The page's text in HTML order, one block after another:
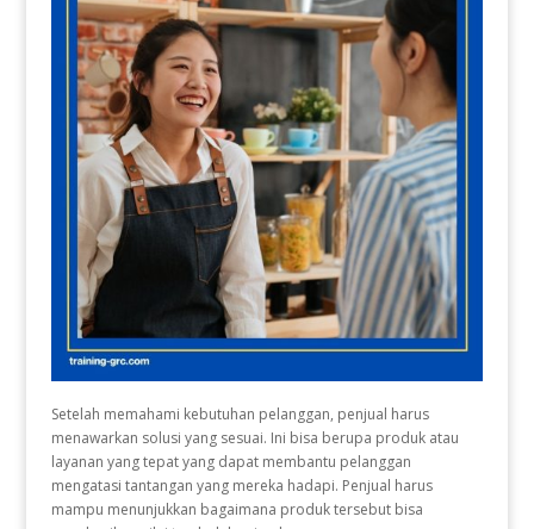
Setelah memahami kebutuhan pelanggan, penjual harus
menawarkan solusi yang sesuai. Ini bisa berupa produk atau
layanan yang tepat yang dapat membantu pelanggan
mengatasi tantangan yang mereka hadapi. Penjual harus
mampu menunjukkan bagaimana produk tersebut bisa